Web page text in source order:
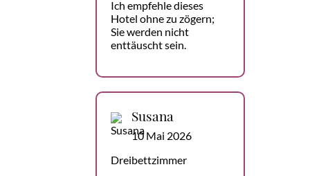
Ich empfehle dieses
Hotel ohne zu zögern;
Sie werden nicht
enttäuscht sein.
Susana
10 Mai 2026
Dreibettzimmer